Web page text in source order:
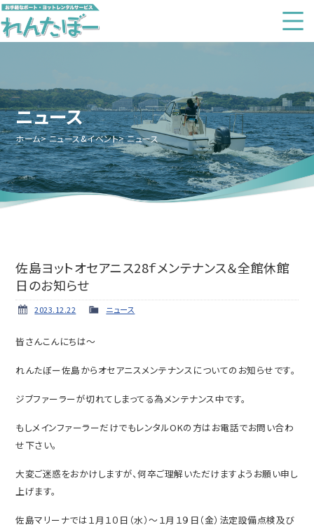
ニュース
ホーム ニュース&イベント ニュース
佐島ヨットオセアニス28ｆメンテナンス＆全館休館
日のお知らせ
2023.12.22 ニュース
皆さんこんにちは～
れんたぼー佐島からオセアニスメンテナンスについてのお知らせです。
ジブファーラーが切れてしまってる為メンテナンス中です。
もしメインファーラーだけでもレンタルOKの方はお電話でお問い合わ
せ下さい。
大変ご迷惑をおかけしますが、何卒ご理解いただけますようお願い申し
上げます。
佐島マリーナでは１月１０日（水）～１月１９日（金）法定設備点検及び